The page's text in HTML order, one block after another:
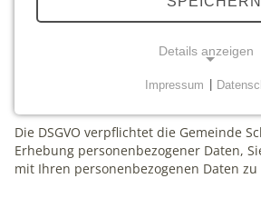
Daten gemäß Artikel 13 EU-
Die DSGVO verpflichtet die Gemeinde
Erhebung personenbezogener Daten,
mit Ihren personenbezogenen Daten
Details anzeigen
Notwendige Cookies werden für
Funktionen der Website benötigt.
gewährleistet, dass die Website
Impressum